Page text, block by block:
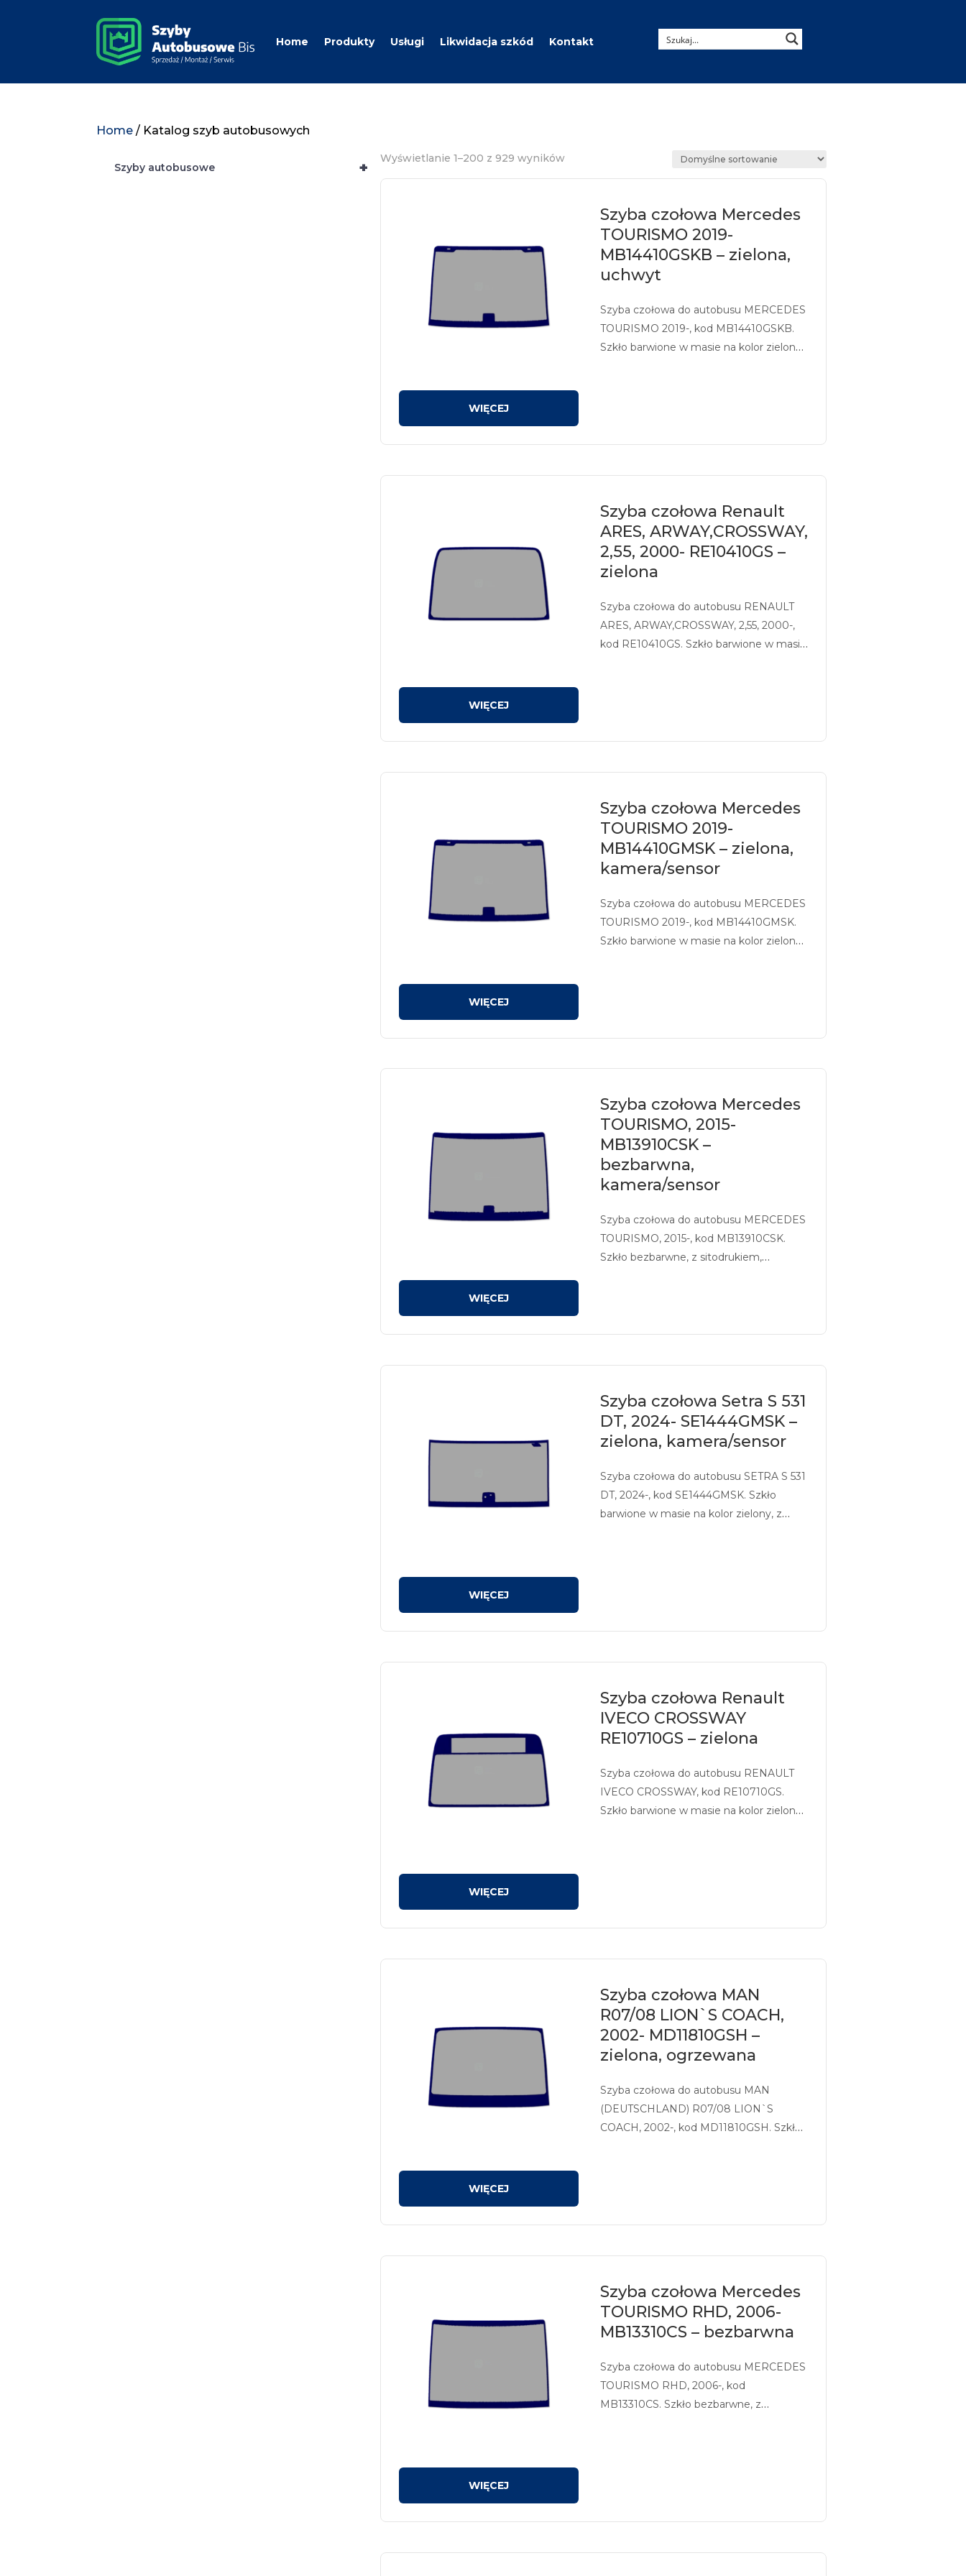
Home Produkty Usługi Likwidacja szkód Kontakt
Home / Katalog szyb autobusowych
+
Szyby autobusowe
Wyświetlanie 1–200 z 929 wyników
Szyba czołowa Mercedes
TOURISMO 2019-
MB14410GSKB – zielona,
uchwyt
Szyba czołowa do autobusu MERCEDES
TOURISMO 2019-, kod MB14410GSKB.
Szkło barwione w masie na kolor zielony,
Szyba czołowa Renault
ARES, ARWAY,CROSSWAY,
2,55, 2000- RE10410GS –
zielona
Szyba czołowa do autobusu RENAULT
ARES, ARWAY,CROSSWAY, 2,55, 2000-,
kod RE10410GS. Szkło barwione w masie
Szyba czołowa Mercedes
TOURISMO 2019-
MB14410GMSK – zielona,
kamera/sensor
Szyba czołowa do autobusu MERCEDES
TOURISMO 2019-, kod MB14410GMSK.
Szkło barwione w masie na kolor zielony,
Szyba czołowa Mercedes
TOURISMO, 2015-
MB13910CSK –
bezbarwna,
kamera/sensor
Szyba czołowa do autobusu MERCEDES
TOURISMO, 2015-, kod MB13910CSK.
Szkło bezbarwne, z sitodrukiem,
Szyba czołowa Setra S 531
DT, 2024- SE1444GMSK –
zielona, kamera/sensor
Szyba czołowa do autobusu SETRA S 531
DT, 2024-, kod SE1444GMSK. Szkło
barwione w masie na kolor zielony, z
Szyba czołowa Renault
IVECO CROSSWAY
RE10710GS – zielona
Szyba czołowa do autobusu RENAULT
IVECO CROSSWAY, kod RE10710GS.
Szkło barwione w masie na kolor zielony,
Szyba czołowa MAN
R07/08 LION`S COACH,
2002- MD11810GSH –
zielona, ogrzewana
Szyba czołowa do autobusu MAN
(DEUTSCHLAND) R07/08 LION`S
COACH, 2002-, kod MD11810GSH. Szkło
Szyba czołowa Mercedes
TOURISMO RHD, 2006-
MB13310CS – bezbarwna
Szyba czołowa do autobusu MERCEDES
TOURISMO RHD, 2006-, kod
MB13310CS. Szkło bezbarwne, z